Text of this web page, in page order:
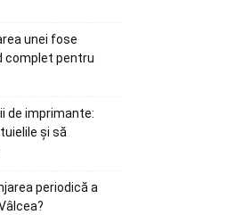
unei fose
complet pentru
de imprimante:
și să
periodică a